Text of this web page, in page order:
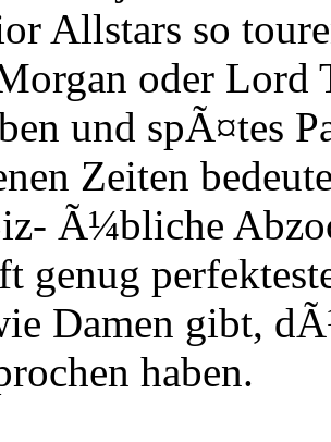
Allstars so
oder Lord
und spÃ¤tes
Zeiten
Ã¼bliche
genug
Damen gibt,
haben.